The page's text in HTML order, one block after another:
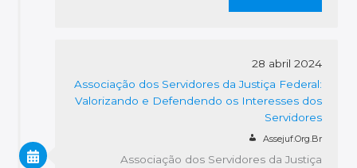
28 abril 2024
Associação dos Servidores da Justiça Federal:
Valorizando e Defendendo os Interesses dos
Servidores
Assejuf.org.br
Associação dos Servidores da Justiça